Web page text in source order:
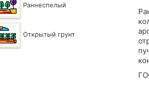
Раннеспелый
Открытый грунт